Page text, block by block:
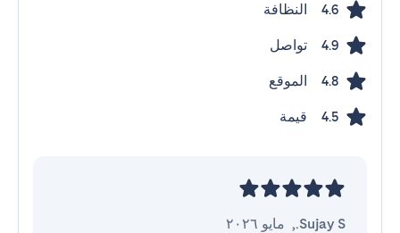
4.6 النظافة
4.9 تواصل
4.8 الموقع
4.5 قيمة
Sujay S.
, مايو ٢٠٢٦